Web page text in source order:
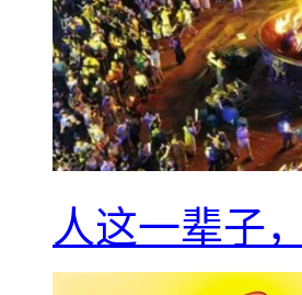
人这一辈子